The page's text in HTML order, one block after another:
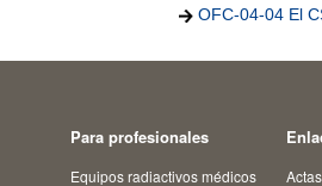
OFC-04-04 El
Para profesionales
Equipos radiactivos médicos